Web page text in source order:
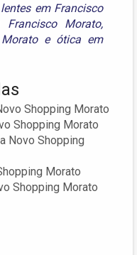
lentes em Francisco
Morato,
e ótica em
Shopping Morato
Shopping Morato
Novo Shopping
Morato
Shopping Morato